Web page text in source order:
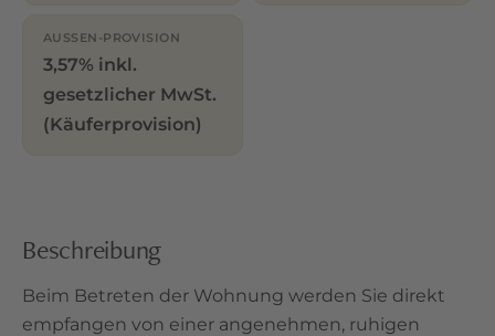
AUSSEN-PROVISION
3,57% inkl.
gesetzlicher MwSt.
(Käuferprovision)
Beschreibung
Beim Betreten der Wohnung werden Sie direkt
empfangen von einer angenehmen, ruhigen